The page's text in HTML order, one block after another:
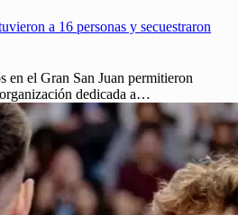
a 16 personas y secuestraron
en el Gran San Juan permitieron
dedicada a…